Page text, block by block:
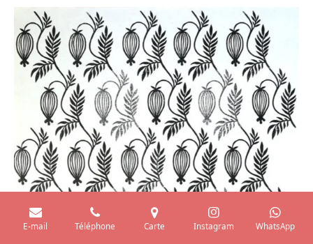
E-mail Téléphone Carte Instagram WhatsApp